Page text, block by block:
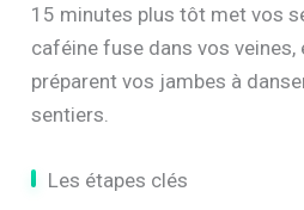
15 minutes plus tôt met vos
caféine fuse dans vos
préparent vos jambes à
sentiers.
Les étapes clés